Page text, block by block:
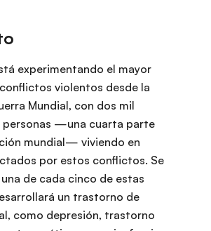
experimentando el mayor
violentos desde la
Mundial, con dos mil
personas —una cuarta parte
mundial— viviendo en
por estos conflictos. Se
de cada cinco de estas
un trastorno de
como depresión, trastorno